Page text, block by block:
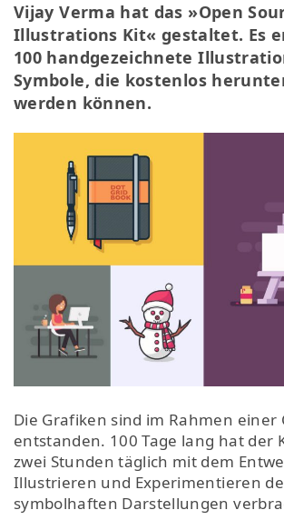
Vijay Verma hat das »Open
Illustrations Kit« gestaltet. Es
100 handgezeichnete
Symbole, die kostenlos
werden können.
Die Grafiken sind im Rahmen einer
entstanden. 100 Tage lang hat der
zwei Stunden täglich mit dem
Illustrieren und Experimentieren
symbolhaften Darstellungen